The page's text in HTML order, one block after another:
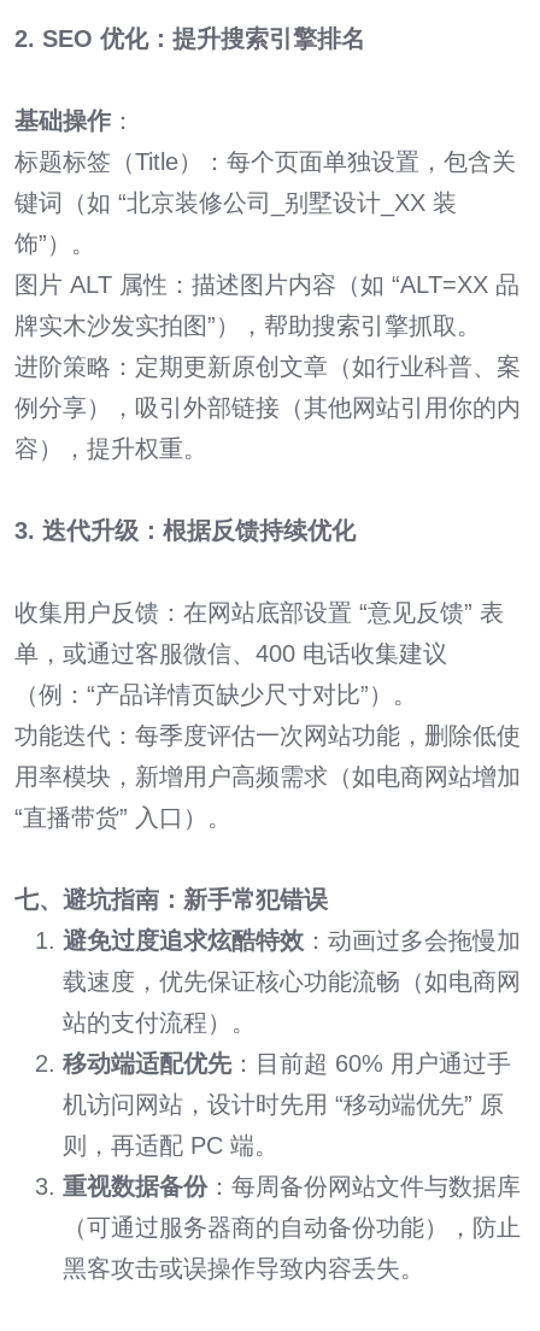
2. SEO 优化：提升搜索引擎排名
基础操作 ：
标题标签（Title）：每个页面单独设置，包含关
键词（如 “北京装修公司_别墅设计_XX 装
饰”）。
图片 ALT 属性：描述图片内容（如 “ALT=XX 品
牌实木沙发实拍图”），帮助搜索引擎抓取。
进阶策略：定期更新原创文章（如行业科普、案
例分享），吸引外部链接（其他网站引用你的内
容），提升权重。
3. 迭代升级：根据反馈持续优化
收集用户反馈：在网站底部设置 “意见反馈” 表
单，或通过客服微信、400 电话收集建议
（例：“产品详情页缺少尺寸对比”）。
功能迭代：每季度评估一次网站功能，删除低使
用率模块，新增用户高频需求（如电商网站增加
“直播带货” 入口）。
七、避坑指南：新手常犯错误
避免过度追求炫酷特效 ：动画过多会拖慢加
载速度，优先保证核心功能流畅（如电商网
站的支付流程）。
移动端适配优先：目前超 60% 用户通过手
机访问网站，设计时先用 “移动端优先” 原
则，再适配 PC 端。
重视数据备份：每周备份网站文件与数据库
（可通过服务器商的自动备份功能），防止
黑客攻击或误操作导致内容丢失。